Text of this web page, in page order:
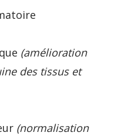
(amélioration
des tissus et
(normalisation